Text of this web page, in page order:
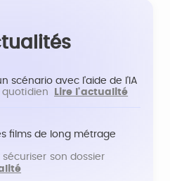
scénario avec l'aide de l'IA
quotidien
Lire l'actualité
films de long métrage
son dossier